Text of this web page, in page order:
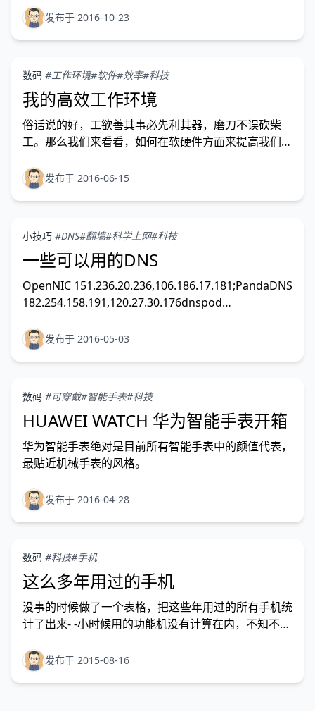
发布于 2016-10-23
数码 #工作环境#软件#效率#科技
我的高效工作环境
俗话说的好，工欲善其事必先利其器，磨刀不误砍柴
工。那么我们来看看，如何在软硬件方面来提高我们程
发布于 2016-06-15
小技巧 #DNS#翻墙#科学上网#科技
一些可以用的DNS
OpenNIC 151.236.20.236,106.186.17.181;PandaDNS
182.254.158.191,120.27.30.176dnspod
112.124.47.27,114.215.126.16HelloDNS 123.56.46.1
发布于 2016-05-03
数码 #可穿戴#智能手表#科技
HUAWEI WATCH 华为智能手表开箱
华为智能手表绝对是目前所有智能手表中的颜值代表，
最贴近机械手表的风格。
发布于 2016-04-28
数码 #科技#手机
这么多年用过的手机
没事的时候做了一个表格，把这些年用过的所有手机统
计了出来- -小时候用的功能机没有计算在内，不知不觉
发布于 2015-08-16